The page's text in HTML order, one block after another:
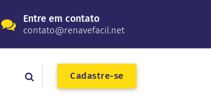
Entre em contato
contato@renavefacil.net
Cadastre-se